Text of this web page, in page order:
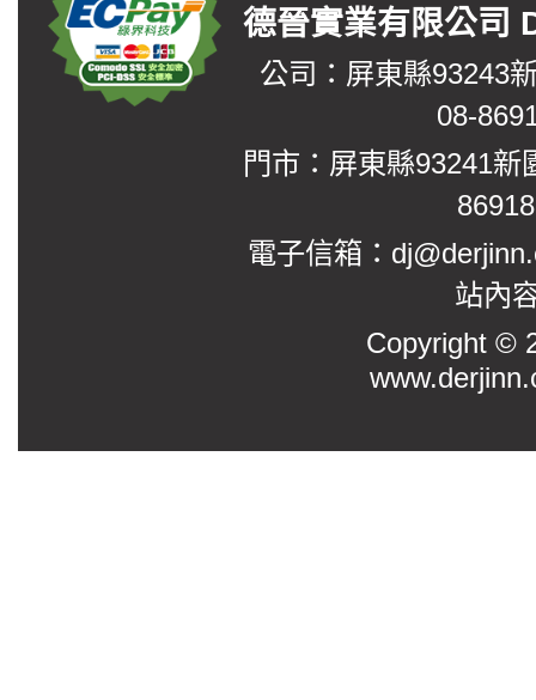
德晉實業有限公
公司：屏東縣93243
08-
門市：屏東縣93241
電子信箱：
站內
Copyright ©